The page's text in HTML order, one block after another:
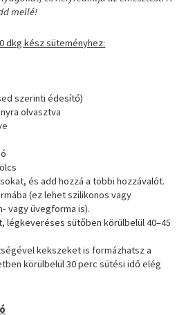
mellé!
dkg kész süteményhez:
szerinti édesítő)
olvasztva
és add hozzá a többi hozzávalót.
(ez lehet szilikonos vagy
vagy üvegforma is).
légkeveréses sütőben körülbelül 40–45
kekszeket is formázhatsz a
körülbelül 30 perc sütési idő elég